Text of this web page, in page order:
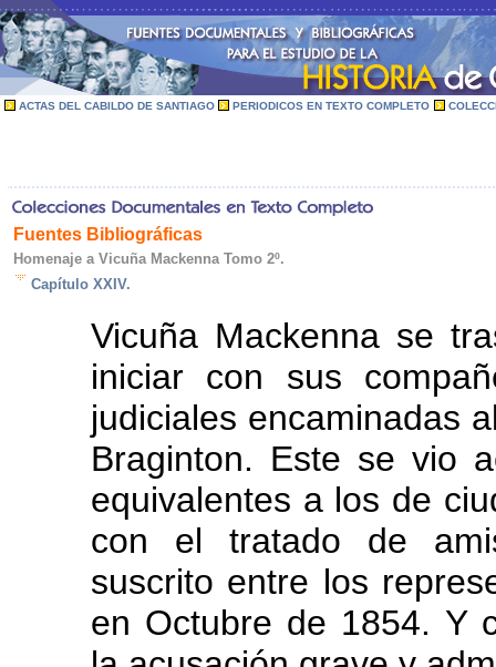
ACTAS DEL CABILDO DE SANTIAGO PERIODICOS EN TEXTO COMPLETO
Fuentes Bibliográficas
Homenaje a Vicuña Mackenna Tomo 2º.
Capítulo XXIV.
Vicuña Mackenna se
iniciar con sus
judiciales encaminadas
Braginton. Este se vio
equivalentes a los de
con el tratado de
suscrito entre los
en Octubre de 1854. Y